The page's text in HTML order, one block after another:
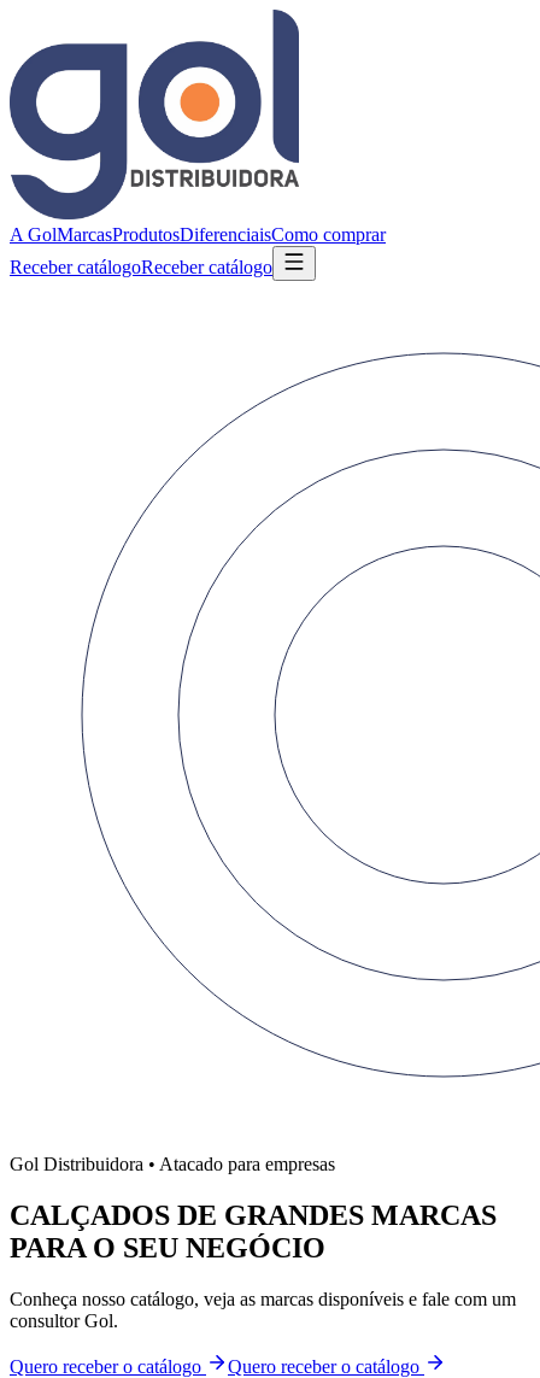
A GolMarcasProdutosDiferenciaisComo comprar
Receber catálogoReceber catálogo
Gol Distribuidora • Atacado para empresas
CALÇADOS DE GRANDES MARCAS
PARA O SEU NEGÓCIO
Conheça nosso catálogo, veja as marcas disponíveis e fale com um
consultor Gol.
Quero receber o catálogo
Quero receber o catálogo